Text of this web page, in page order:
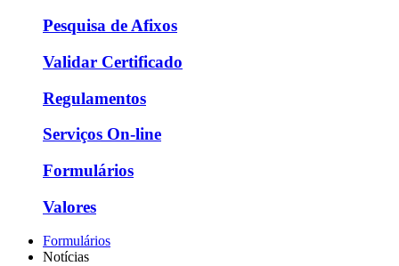
Pesquisa de Afixos
Validar Certificado
Regulamentos
Serviços On-line
Formulários
Valores
Formulários
Notícias